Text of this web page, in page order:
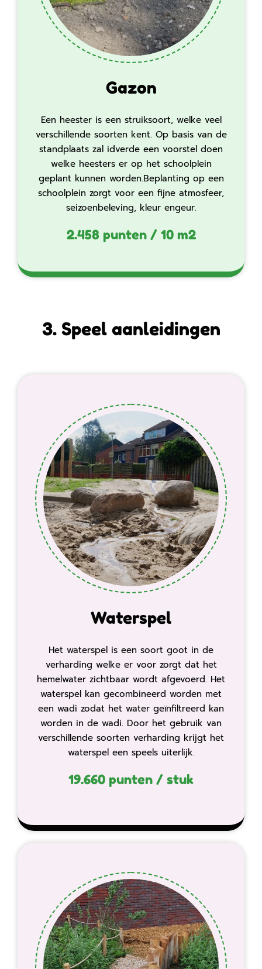
Gazon
Een heester is een struiksoort, welke veel
verschillende soorten kent. Op basis van de
standplaats zal idverde een voorstel doen
welke heesters er op het schoolplein
geplant kunnen worden.Beplanting op een
schoolplein zorgt voor een fijne atmosfeer,
seizoenbeleving, kleur engeur.
2.458 punten / 10 m2
3. Speel aanleidingen
Waterspel
Het waterspel is een soort goot in de
verharding welke er voor zorgt dat het
hemelwater zichtbaar wordt afgevoerd. Het
waterspel kan gecombineerd worden met
een wadi zodat het water geïnfiltreerd kan
worden in de wadi. Door het gebruik van
verschillende soorten verharding krijgt het
waterspel een speels uiterlijk.
19.660 punten / stuk